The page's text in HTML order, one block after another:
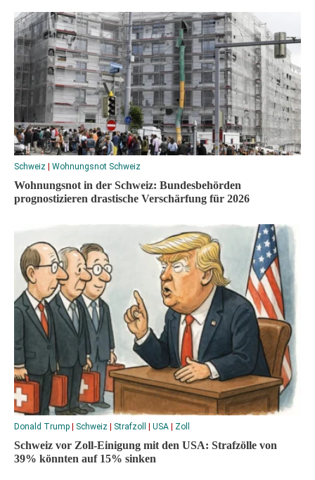
Schweiz | Wohnungsnot Schweiz
Wohnungsnot in der Schweiz: Bundesbehörden
prognostizieren drastische Verschärfung für 2026
Donald Trump | Schweiz | Strafzoll | USA | Zoll
Schweiz vor Zoll-Einigung mit den USA: Strafzölle von
39% könnten auf 15% sinken